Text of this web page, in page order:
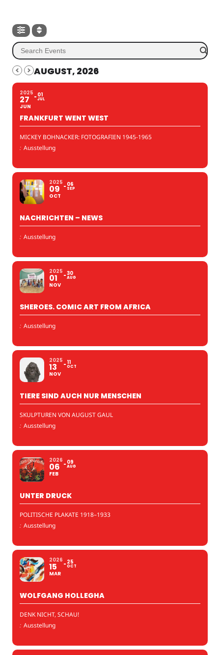
AUGUST, 2026
2025
27
JUN
01
JUL
FRANKFURT WENT WEST
MICKEY BOHNACKER: FOTOGRAFIEN 1945-1965
: Ausstellung
2025
09
OCT
06
SEP
NACHRICHTEN – NEWS
: Ausstellung
2025
01
NOV
30
AUG
SHEROES. COMIC ART FROM AFRICA
: Ausstellung
2025
13
NOV
11
OCT
TIERE SIND AUCH NUR MENSCHEN
SKULPTUREN VON AUGUST GAUL
: Ausstellung
2026
06
FEB
09
AUG
UNTER DRUCK
POLITISCHE PLAKATE 1918–1933
: Ausstellung
2026
15
MAR
25
OCT
WOLFGANG HOLLEGHA
DENK NICHT, SCHAU!
: Ausstellung